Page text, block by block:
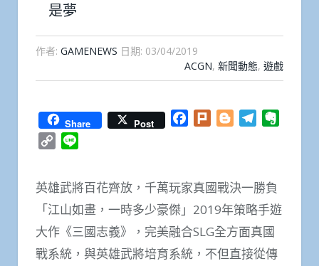
是夢
作者: GAMENEWS 日期: 03/04/2019
ACGN, 新聞動態, 遊戲
Share Post Facebook
Plurk BloggerTelegram
Copy
英雄武將百花齊放，千萬玩家真國戰決一勝負
「江山如畫，一時多少豪傑」2019年策略手遊
大作《三國志義》，完美融合SLG全方面真國
戰系統，與英雄武將培育系統，不但直接從傳